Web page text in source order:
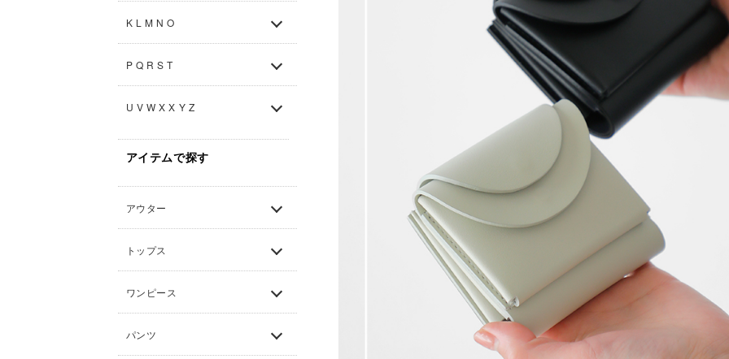
K L M N O
P Q R S T
U V W X X Y Z
アイテムで探す
アウター
トップス
ワンピース
パンツ